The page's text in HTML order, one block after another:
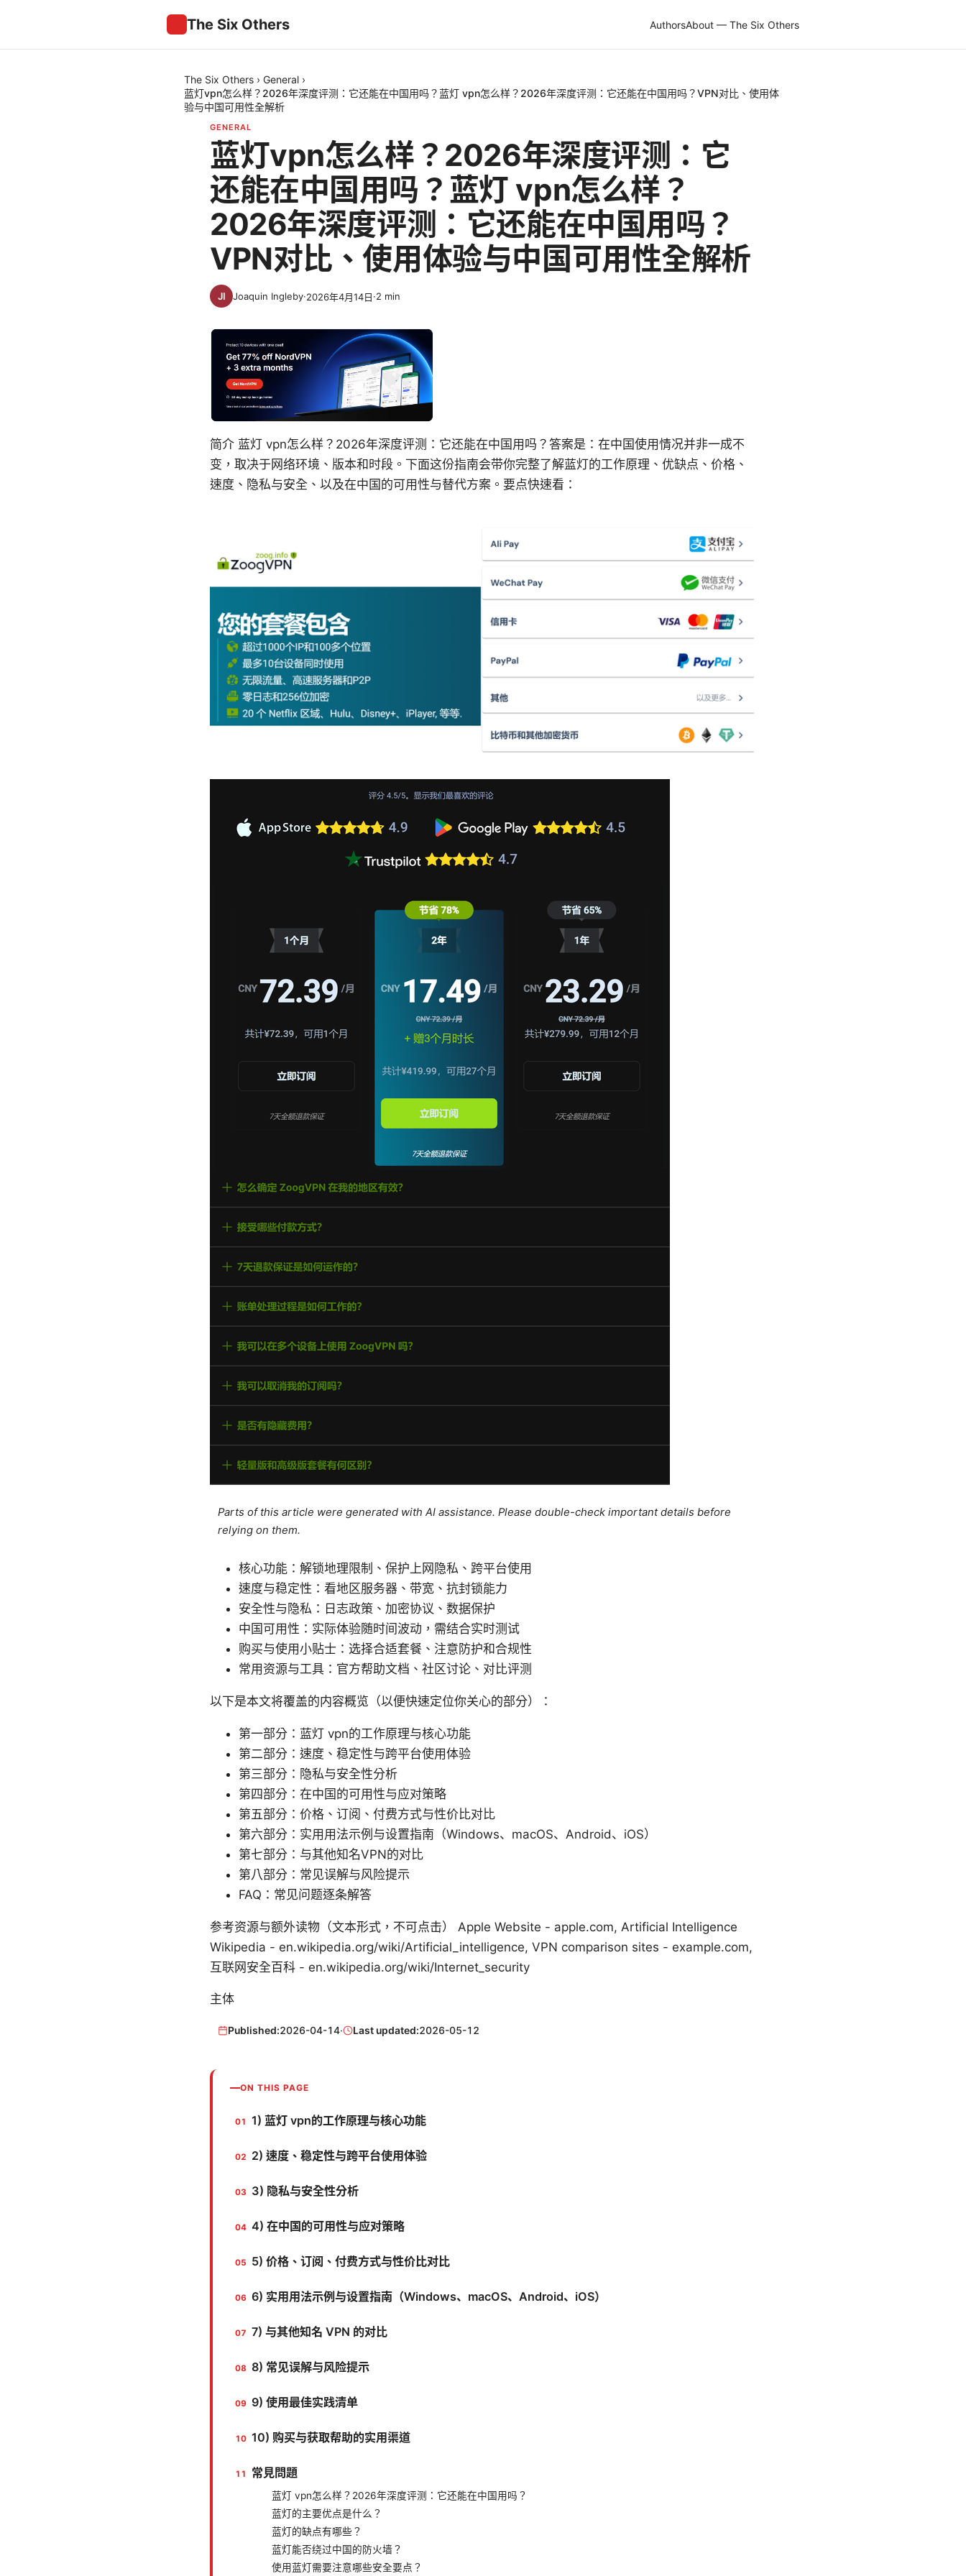
The Six Others AuthorsAbout — The Six Others
The Six Others › General ›
蓝灯vpn怎么样？2026年深度评测：它还能在中国用吗？蓝灯 vpn怎么样？2026年深度评测：它还能在中国用吗？VPN对比、使用体
验与中国可用性全解析
GENERAL
蓝灯vpn怎么样？2026年深度评测：它
还能在中国用吗？蓝灯 vpn怎么样？
2026年深度评测：它还能在中国用吗？
VPN对比、使用体验与中国可用性全解析
Joaquin Ingleby·2026年4月14日·2 min
简介 蓝灯 vpn怎么样？2026年深度评测：它还能在中国用吗？答案是：在中国使用情况并非一成不
变，取决于网络环境、版本和时段。下面这份指南会带你完整了解蓝灯的工作原理、优缺点、价格、
速度、隐私与安全、以及在中国的可用性与替代方案。要点快速看：
Parts of this article were generated with AI assistance. Please double-check important details before
relying on them.
核心功能：解锁地理限制、保护上网隐私、跨平台使用
速度与稳定性：看地区服务器、带宽、抗封锁能力
安全性与隐私：日志政策、加密协议、数据保护
中国可用性：实际体验随时间波动，需结合实时测试
购买与使用小贴士：选择合适套餐、注意防护和合规性
常用资源与工具：官方帮助文档、社区讨论、对比评测
以下是本文将覆盖的内容概览（以便快速定位你关心的部分）：
第一部分：蓝灯 vpn的工作原理与核心功能
第二部分：速度、稳定性与跨平台使用体验
第三部分：隐私与安全性分析
第四部分：在中国的可用性与应对策略
第五部分：价格、订阅、付费方式与性价比对比
第六部分：实用用法示例与设置指南（Windows、macOS、Android、iOS）
第七部分：与其他知名VPN的对比
第八部分：常见误解与风险提示
FAQ：常见问题逐条解答
参考资源与额外读物（文本形式，不可点击） Apple Website - apple.com, Artificial Intelligence
Wikipedia - en.wikipedia.org/wiki/Artificial_intelligence, VPN comparison sites - example.com,
互联网安全百科 - en.wikipedia.org/wiki/Internet_security
主体
Published:2026-04-14· Last updated:2026-05-12
ON THIS PAGE
1) 蓝灯 vpn的工作原理与核心功能
2) 速度、稳定性与跨平台使用体验
3) 隐私与安全性分析
4) 在中国的可用性与应对策略
5) 价格、订阅、付费方式与性价比对比
6) 实用用法示例与设置指南（Windows、macOS、Android、iOS）
7) 与其他知名 VPN 的对比
8) 常见误解与风险提示
9) 使用最佳实践清单
10) 购买与获取帮助的实用渠道
常見問題
蓝灯 vpn怎么样？2026年深度评测：它还能在中国用吗？
蓝灯的主要优点是什么？
蓝灯的缺点有哪些？
蓝灯能否绕过中国的防火墙？
使用蓝灯需要注意哪些安全要点？